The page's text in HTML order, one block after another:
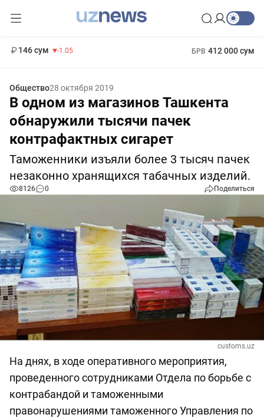
146 сум -1.05 БРВ 412 000 сум
Общество28 октября 2019
В одном из магазинов Ташкента
обнаружили тысячи пачек
контрафактных сигарет
Таможенники изъяли более 3 тысяч пачек
незаконно хранящихся табачных изделий.
8126 0 Поделиться
customs.uz
На днях, в ходе оперативного мероприятия,
проведенного сотрудниками Отдела по борьбе с
контрабандой и таможенными
правонарушениями таможенного Управления по